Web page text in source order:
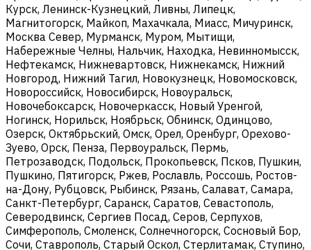
Курск, Ленинск-Кузнецкий, Ливны, Липецк,
Магнитогорск, Майкоп, Махачкала, Миасс, Мичуринск,
Москва Север, Мурманск, Муром, Мытищи,
Набережные Челны, Нальчик, Находка, Невинномысск,
Нефтекамск, Нижневартовск, Нижнекамск, Нижний
Новгород, Нижний Тагил, Новокузнецк, Новомосковск,
Новороссийск, Новосибирск, Новоуральск,
Новочебоксарск, Новочеркасск, Новый Уренгой,
Ногинск, Норильск, Ноябрьск, Обнинск, Одинцово,
Озерск, Октябрьский, Омск, Орел, Оренбург, Орехово-
Зуево, Орск, Пенза, Первоуральск, Пермь,
Петрозаводск, Подольск, Прокопьевск, Псков, Пушкин,
Пушкино, Пятигорск, Ржев, Рославль, Россошь, Ростов-
на-Дону, Рубцовск, Рыбинск, Рязань, Салават, Самара,
Санкт-Петербург, Саранск, Саратов, Севастополь,
Северодвинск, Сергиев Посад, Серов, Серпухов,
Симферополь, Смоленск, Солнечногорск, Сосновый Бор,
Сочи, Ставрополь, Старый Оскол, Стерлитамак, Ступино,